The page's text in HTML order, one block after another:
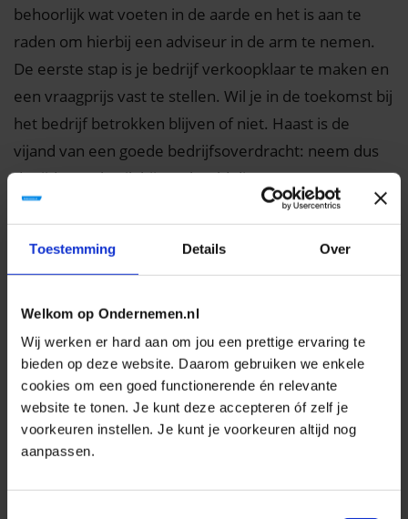
Toestemming Details Over
Welkom op Ondernemen.nl
Wij werken er hard aan om jou een prettige ervaring te
bieden op deze website. Daarom gebruiken we enkele
cookies om een goed functionerende én relevante
website te tonen. Je kunt deze accepteren óf zelf je
voorkeuren instellen. Je kunt je voorkeuren altijd nog
aanpassen.
behoorlijk wat voeten in de aarde en het is aan te
raden om hierbij een adviseur in de arm te nemen.
De eerste stap is je bedrijf verkoopklaar te maken en
een vraagprijs vast te stellen. Wil je in de toekomst bij
het bedrijf betrokken blijven of niet. Haast is de
vijand van een goede bedrijfsoverdracht: neem dus
de tijd en gebruik bijvoorbeeld dit
stappenplan voor bedrijfsverkoop
3. Stoppen of
financiële problemen
Een ander scenario is dat het water je aan de lippen
staat: de bank stelt vragen, klanten bestellen minder
en leveranciers willen je alleen nog tegen contante
betaling leveren. De waarde van je schulden is